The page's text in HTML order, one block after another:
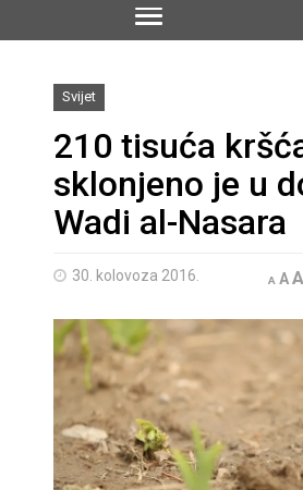
Svijet
210 tisuća
sklonjeno je u
Wadi al-Nasara
30. kolovoza 2016. A AA